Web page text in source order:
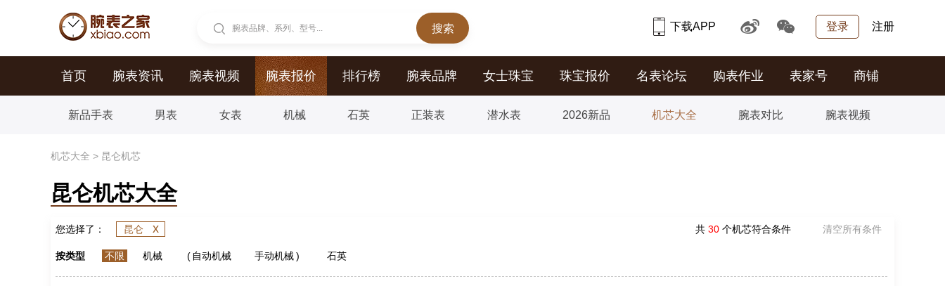
腕表品牌、系列、型号... 登录 注册
下载APP
首页 腕表资讯 腕表视频 腕表报价 排行榜 腕表品牌 女士珠宝 珠宝报价 名表论坛 购表作业 表家号 商铺
新品手表 男表 女表 机械 石英 正装表 潜水表 2026新品 机芯大全 腕表对比 腕表视频
机芯大全 > 昆仑机芯
昆仑机芯大全
您选择了： 昆仑 x 清空所有条件
共 30 个机芯符合条件
按类型 不限 机械 ( 自动机械 手动机械) 石英